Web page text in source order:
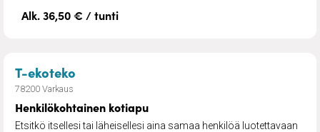
Alk. 36,50 € / tunti
T-ekoteko
78200 Varkaus
Henkilökohtainen kotiapu
Etsitkö itsellesi tai läheisellesi aina samaa henkilöä luotettavaan